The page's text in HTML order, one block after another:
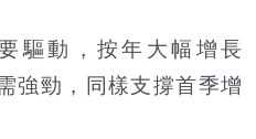
驅動，按年大幅增長
強勁，同樣支撐首季增